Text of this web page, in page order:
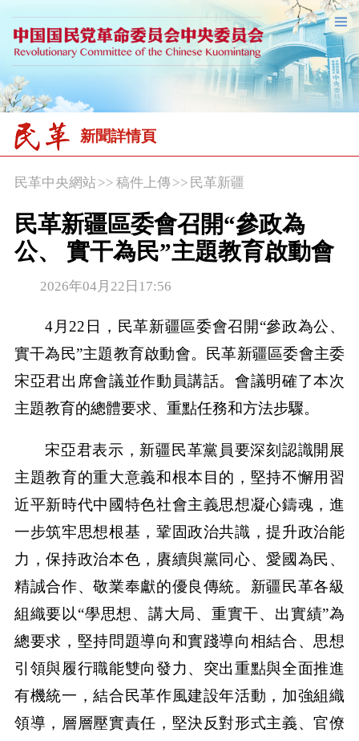
新聞詳情頁
民革中央網站>> 稿件上傳>> 民革新疆
民革新疆區委會召開“參政為
公、 實干為民”主題教育啟動會
2026年04月22日17:56
4月22日，民革新疆區委會召開“參政為公、
實干為民”主題教育啟動會。民革新疆區委會主委
宋亞君出席會議並作動員講話。會議明確了本次
主題教育的總體要求、重點任務和方法步驟。
宋亞君表示，新疆民革黨員要深刻認識開展
主題教育的重大意義和根本目的，堅持不懈用習
近平新時代中國特色社會主義思想凝心鑄魂，進
一步筑牢思想根基，鞏固政治共識，提升政治能
力，保持政治本色，賡續與黨同心、愛國為民、
精誠合作、敬業奉獻的優良傳統。新疆民革各級
組織要以“學思想、講大局、重實干、出實績”為
總要求，堅持問題導向和實踐導向相結合、思想
引領與履行職能雙向發力、突出重點與全面推進
有機統一，結合民革作風建設年活動，加強組織
領導，層層壓實責任，堅決反對形式主義、官僚